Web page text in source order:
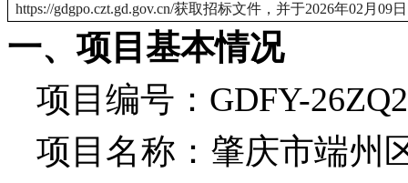
https://gdgpo.czt.gd.gov.cn/获取招标文件，并于2026年02月
一、项目基本情况
项目编号： GDFY-
项目名称：肇庆市端州